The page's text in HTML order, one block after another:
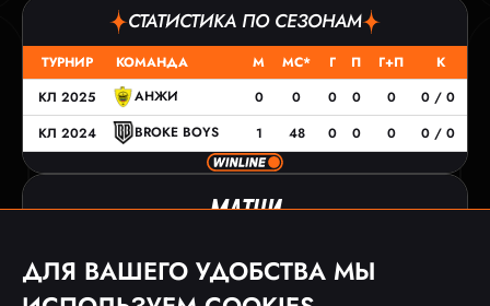
СТАТИСТИКА ПО СЕЗОНАМ
ТУРНИР КОМАНДА М МС* Г П Г+П
К
КЛ 2025
АНЖИ 0 0 0 0 0
0 / 0
КЛ 2024
BROKE BOYS 1 48 0 0 0 0 / 0
МАТЧИ
ДАТА ТУРНИР СОПЕРНИК
27.10.24
КЛ 2024
ДЛЯ ВАШЕГО УДОБСТВА МЫ